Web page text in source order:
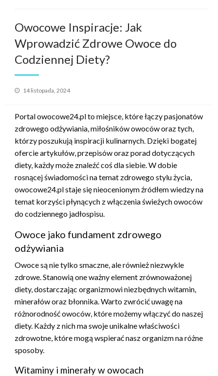
Owocowe Inspiracje: Jak
Wprowadzić Zdrowe Owoce do
Codziennej Diety?
Opublikowane
14 listopada, 2024
Portal owocowe24.pl to miejsce, które łączy pasjonatów
zdrowego odżywiania, miłośników owoców oraz tych,
którzy poszukują inspiracji kulinarnych. Dzięki bogatej
ofercie artykułów, przepisów oraz porad dotyczących
diety, każdy może znaleźć coś dla siebie. W dobie
rosnącej świadomości na temat zdrowego stylu życia,
owocowe24.pl staje się nieocenionym źródłem wiedzy na
temat korzyści płynących z włączenia świeżych owoców
do codziennego jadłospisu.
Owoce jako fundament zdrowego
odżywiania
Owoce są nie tylko smaczne, ale również niezwykle
zdrowe. Stanowią one ważny element zrównoważonej
diety, dostarczając organizmowi niezbędnych witamin,
minerałów oraz błonnika. Warto zwrócić uwagę na
różnorodność owoców, które możemy włączyć do naszej
diety. Każdy z nich ma swoje unikalne właściwości
zdrowotne, które mogą wspierać nasz organizm na różne
sposoby.
Witaminy i minerały w owocach